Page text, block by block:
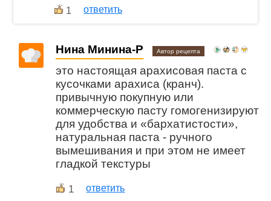
1 ответить
Нина Минина-Р Автор рецепта
это настоящая арахисовая паста с
кусочками арахиса (кранч).
привычную покупную или
коммерческую пасту гомогенизируют
для удобства и «бархатистости»,
натуральная паста - ручного
вымешивания и при этом не имеет
гладкой текстуры
1 ответить